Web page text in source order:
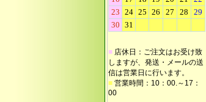
■ 店休日：ご注文はお受け致
しますが、発送・メールの送
信は営業日に行います。
■ 営業時間：10：00.～17：
00